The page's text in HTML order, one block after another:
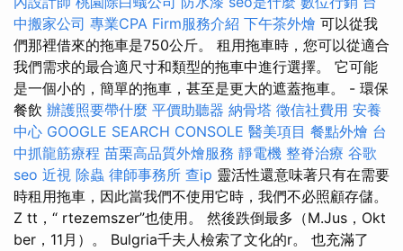
中搬家公司 專業CPA Firm服務介紹 下午茶外燴 可以從我
們那裡借來的拖車是750公斤。 租用拖車時，您可以從適合
我們需求的最合適尺寸和類型的拖車中進行選擇。 它可能
是一個小的，簡單的拖車，甚至是更大的遮蓋拖車。 - 環保
餐飲 辦護照要帶什麼 平價助聽器 納骨塔 徵信社費用 安養
中心 GOOGLE SEARCH CONSOLE 醫美項目 餐點外燴 台
中抓龍筋療程 苗栗高品質外燴服務 靜電機 整脊治療 谷歌
seo 近視 除蟲 律師事務所 查ip 靈活性還意味著只有在需要
時租用拖車，因此當我們不使用它時，我們不必照顧存儲。
Z tt，“ rtezemszer”也使用。 然後跌倒最多（M.Jus，Okt
ber，11月）。 Bulgria千夫人檢索了文化的r。 也充滿了